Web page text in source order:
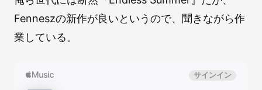
Fenneszの新作が良いというので、聞きながら作
業している。